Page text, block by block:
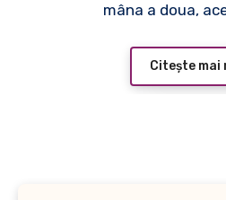
mâna a doua,
Citește mai